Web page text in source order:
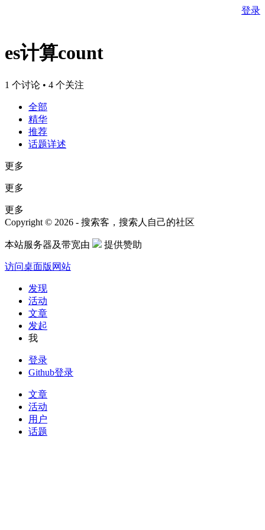
登录
es计算count
1 个讨论 • 4 个关注
全部
精华
推荐
话题详述
更多
更多
更多
Copyright © 2026 - 搜索客，搜索人自己的社区
本站服务器及带宽由 提供赞助
访问桌面版网站
发现
活动
文章
发起
我
登录
Github登录
文章
活动
用户
话题